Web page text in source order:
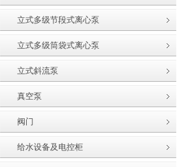
立式多级节段式离心泵
立式多级筒袋式离心泵
立式斜流泵
真空泵
阀门
给水设备及电控柜